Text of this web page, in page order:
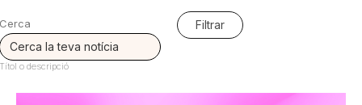
Cerca
Títol o descripció